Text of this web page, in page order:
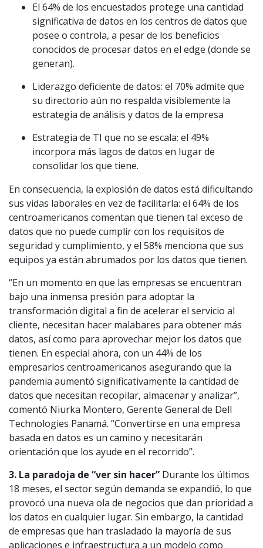
El 64% de los encuestados protege una cantidad
significativa de datos en los centros de datos que
posee o controla, a pesar de los beneficios
conocidos de procesar datos en el edge (donde se
generan).
Liderazgo deficiente de datos: el 70% admite que
su directorio aún no respalda visiblemente la
estrategia de análisis y datos de la empresa
Estrategia de TI que no se escala: el 49%
incorpora más lagos de datos en lugar de
consolidar los que tiene.
En consecuencia, la explosión de datos está dificultando
sus vidas laborales en vez de facilitarla: el 64% de los
centroamericanos comentan que tienen tal exceso de
datos que no puede cumplir con los requisitos de
seguridad y cumplimiento, y el 58% menciona que sus
equipos ya están abrumados por los datos que tienen.
“En un momento en que las empresas se encuentran
bajo una inmensa presión para adoptar la
transformación digital a fin de acelerar el servicio al
cliente, necesitan hacer malabares para obtener más
datos, así como para aprovechar mejor los datos que
tienen. En especial ahora, con un 44% de los
empresarios centroamericanos asegurando que la
pandemia aumentó significativamente la cantidad de
datos que necesitan recopilar, almacenar y analizar”,
comentó Niurka Montero, Gerente General de Dell
Technologies Panamá. “Convertirse en una empresa
basada en datos es un camino y necesitarán
orientación que los ayude en el recorrido”.
3. La paradoja de “ver sin hacer” Durante los últimos
18 meses, el sector según demanda se expandió, lo que
provocó una nueva ola de negocios que dan prioridad a
los datos en cualquier lugar. Sin embargo, la cantidad
de empresas que han trasladado la mayoría de sus
aplicaciones e infraestructura a un modelo como